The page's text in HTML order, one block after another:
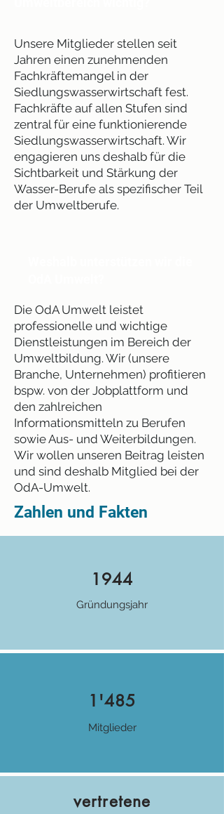
Unsere Mitglieder stellen seit
Jahren einen zunehmenden
Fachkräftemangel in der
Siedlungswasserwirtschaft fest.
Fachkräfte auf allen Stufen sind
zentral für eine funktionierende
Siedlungswasserwirtschaft. Wir
engagieren uns deshalb für die
Sichtbarkeit und Stärkung der
Wasser-Berufe als spezifischer Teil
der Umweltberufe.
Die OdA Umwelt leistet
professionelle und wichtige
Dienstleistungen im Bereich der
Umweltbildung. Wir (unsere
Branche, Unternehmen) profitieren
bspw. von der Jobplattform und
den zahlreichen
Informationsmitteln zu Berufen
sowie Aus- und Weiterbildungen.
Wir wollen unseren Beitrag leisten
und sind deshalb Mitglied bei der
OdA-Umwelt.
Zahlen und Fakten
1944
Gründungsjahr
1'485
Mitglieder
vertretene